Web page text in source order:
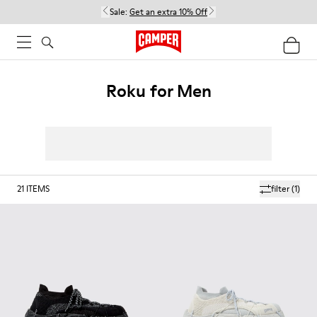
Sale: Get an extra 10% Off
Roku for Men
filter(1)
21 ITEMS